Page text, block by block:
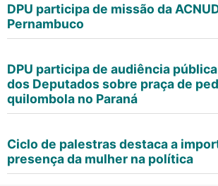
DPU participa de missão da
Pernambuco
DPU participa de audiência
dos Deputados sobre praça de
quilombola no Paraná
Ciclo de palestras destaca a
presença da mulher na política